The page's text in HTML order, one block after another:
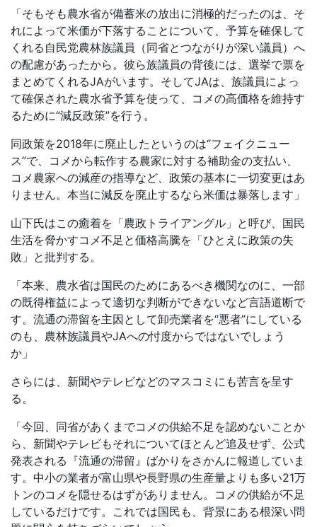
「そもそも農水省が備蓄米の放出に消極的だったのは、そ
れによって米価が下落することについて、予算を確保して
くれる自民党農林族議員（同省とつながりが深い議員）へ
の配慮があったから。彼ら族議員の背後には、選挙で票を
まとめてくれるJAがいます。そしてJAは、族議員によっ
て確保された農水省予算を使って、コメの高価格を維持す
るために“減反政策”を行う。
同政策を2018年に廃止したというのは“フェイクニュー
ス”で、コメから転作する農家に対する補助金の支払い、
コメ農家への減産の指導など、政策の基本に一切変更はあ
りません。本当に減反を廃止するなら米価は暴落します」
山下氏はこの癒着を「農政トライアングル」と呼び、国民
生活を脅かすコメ不足と価格高騰を「ひとえに政策の失
敗」と批判する。
「本来、農水省は国民のためにあるべき機関なのに、一部
の既得権益によって適切な判断ができないなど言語道断で
す。流通の滞留を主因として卸売業者を“悪者”にしている
のも、農林族議員やJAへの忖度からではないでしょう
か」
さらには、新聞やテレビなどのマスコミにも苦言を呈す
る。
「今回、同省があくまでコメの供給不足を認めないことか
ら、新聞やテレビもそれについてほとんど追及せず、公式
発表される『流通の滞留』ばかりをさかんに報道していま
す。中小の業者が富山県や長野県の生産量よりも多い21万
トンのコメを隠せるはずがありません。コメの供給が不足
しているだけです。これでは国民も、背景にある根深い問